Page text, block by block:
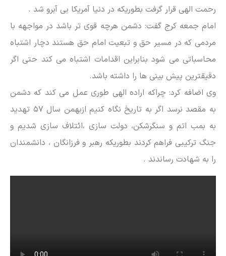
رحمت الهی قرار گرفت بطوریکه در دنیا آمریکا بی آبرو شد .
امام جمعه کرج گفت: دشمن هرچه قوی تر باشد در مواجهه با
مردمی که در مسیر حق و تبعیت امام حق هستند دچار اشتباه
محاسباتی می شود بنابراین اقدامات اشتباه می کند حتی اگر
دقیقترین پیش بینی ها را داشته باشد.
وی اضافه کرد: چراکه اراده الهی طوری عمل می کند که دشمن
به مقصد نرسد اگر به تاریخ نگاه کنیم ازبهمن سال ۵۷ تهدید
به بمب اتم و سنگرشکن، دولت سازی ،ائتلاف سازی شدیم و
جنگ ترکیبی فراهم کردند بطوریکه رهبر و فرزانگان ، دانشمندان
را به شهادت رساندند .